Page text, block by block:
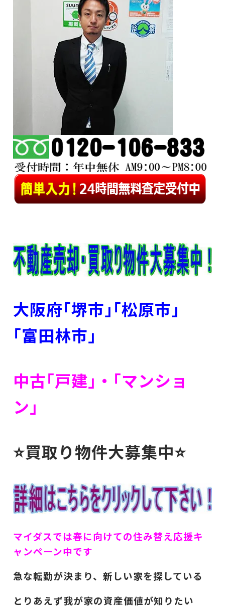
大阪府｢堺市｣｢松原市」
｢富田林市｣
中古｢戸建｣・｢マンショ
ン｣
⭐買取り物件大募集中⭐
マイダスでは春に向けての住み替え応援キ
ャンペーン中です
急な転勤が決まり、新しい家を探している
とりあえず我が家の資産価値が知りたい